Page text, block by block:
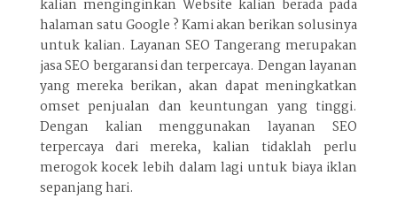
kalian menginginkan Website kalian berada pada
halaman satu Google ? Kami akan berikan solusinya
untuk kalian. Layanan SEO Tangerang merupakan
jasa SEO bergaransi dan terpercaya. Dengan layanan
yang mereka berikan, akan dapat meningkatkan
omset penjualan dan keuntungan yang tinggi.
Dengan kalian menggunakan layanan SEO
terpercaya dari mereka, kalian tidaklah perlu
merogok kocek lebih dalam lagi untuk biaya iklan
sepanjang hari.